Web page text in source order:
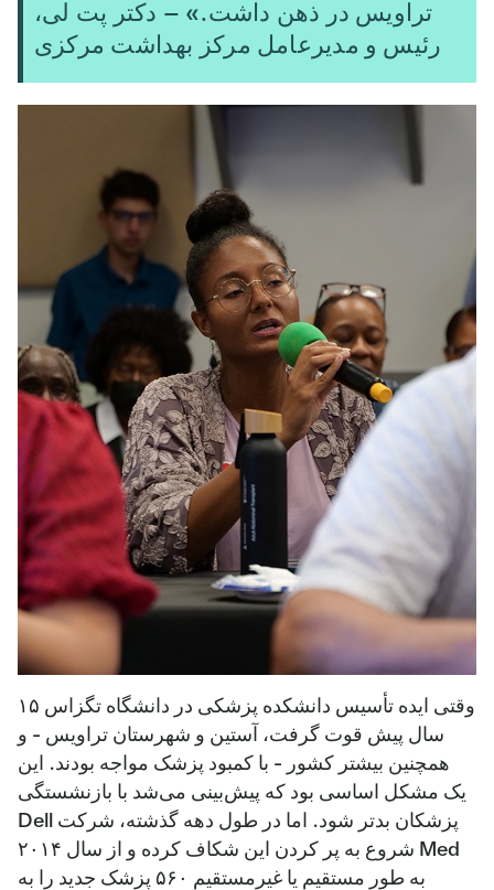
تراویس در ذهن داشت.» – دکتر پت لی،
رئیس و مدیرعامل مرکز بهداشت مرکزی
وقتی ایده تأسیس دانشکده پزشکی در دانشگاه تگزاس ۱۵
سال پیش قوت گرفت، آستین و شهرستان تراویس - و
همچنین بیشتر کشور - با کمبود پزشک مواجه بودند. این
یک مشکل اساسی بود که پیش‌بینی می‌شد با بازنشستگی
پزشکان بدتر شود. اما در طول دهه گذشته، شرکت Dell
Med شروع به پر کردن این شکاف کرده و از سال ۲۰۱۴
به طور مستقیم یا غیرمستقیم ۵۶۰ پزشک جدید را به